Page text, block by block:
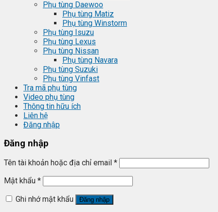
Phụ tùng Daewoo
Phụ tùng Matiz
Phụ tùng Winstorm
Phụ tùng Isuzu
Phụ tùng Lexus
Phụ tùng Nissan
Phụ tùng Navara
Phụ tùng Suzuki
Phụ tùng Vinfast
Tra mã phụ tùng
Video phụ tùng
Thông tin hữu ích
Liên hệ
Đăng nhập
Đăng nhập
Tên tài khoản hoặc địa chỉ email *
Mật khẩu *
Ghi nhớ mật khẩu
Đăng nhập